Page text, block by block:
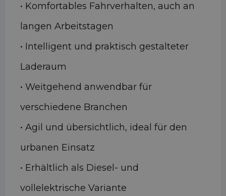
• Komfortables Fahrverhalten, auch an
langen Arbeitstagen
• Intelligent und praktisch gestalteter
Laderaum
• Weitgehend anwendbar für
verschiedene Branchen
• Agil und übersichtlich, ideal für den
urbanen Einsatz
• Erhältlich als Diesel- und
vollelektrische Variante